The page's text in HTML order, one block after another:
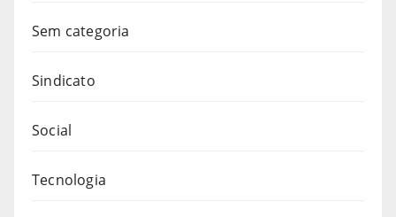
Sem categoria
Sindicato
Social
Tecnologia